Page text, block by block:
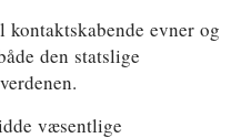
evner og
den statslige
væsentlige